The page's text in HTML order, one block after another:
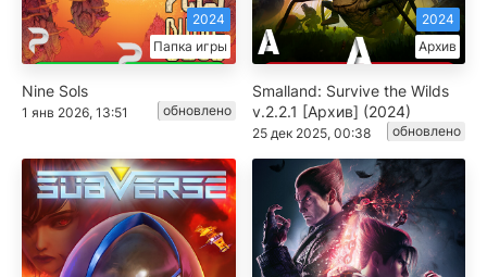
Папка игры
2024
Nine Sols
1 янв 2026, 13:51 обновлено
Архив
2024
Smalland: Survive the Wilds
v.2.2.1 [Архив] (2024)
25 дек 2025, 00:38 обновлено